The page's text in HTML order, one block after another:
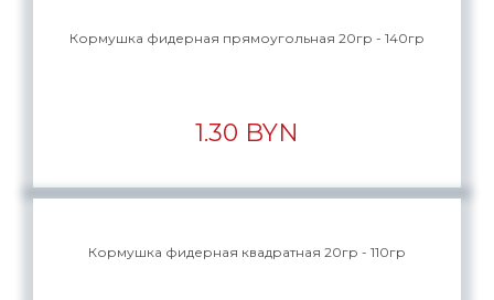
Кормушка фидерная прямоугольная 20гр - 140гр
1.30 BYN
Кормушка фидерная квадратная 20гр - 110гр